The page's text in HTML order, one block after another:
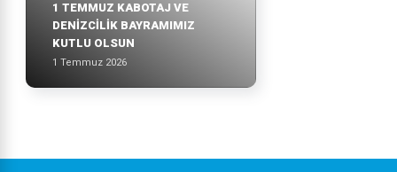
1 TEMMUZ KABOTAJ VE
DENİZCİLİK BAYRAMIMIZ
KUTLU OLSUN
1 Temmuz 2026